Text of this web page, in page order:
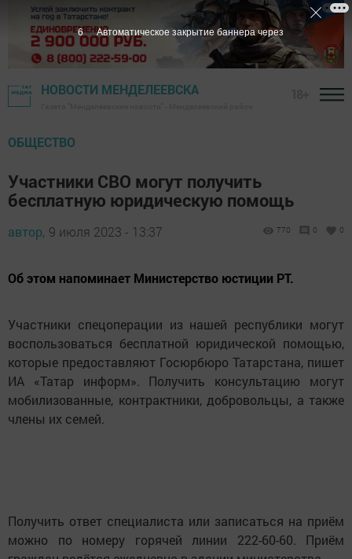
НОВОСТИ МЕНДЕЛЕЕВСКА
ОБЩЕСТВО
Участники СВО могут получить
бесплатную юридическую помощь
автор, 9 июля 2023 - 13:37 770 0 0
Об этом напоминает Министерство юстиции РТ.
Участники спецоперации из нашей республики могут
воспользоваться бесплатной юридической помощью,
которые предоставляют Госюрбюро Татарстана, пишет
ИА «Татар информ». Получить консультацию могут
мобилизованные, контрактники, добровольцы, а также
члены их семей.
Получить ответ специалиста или записаться на приём
можно по номеру горячей линии 222-60-60. Приём
5 Автоматическое закрытие баннера через